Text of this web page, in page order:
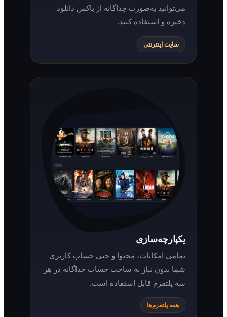
می‌توانید به‌صورت جداگانه از باکس دانلود
ذخیره و استفاده کنید.
سایت اینترنتی
یکپارچه‌سازی
تمامی امکانات، محتوا و حتی حساب کاربری
شما بدون نیاز به ساخت حساب جداگانه در هر
سه پلتفرم قابل استفاده است.
همه پلتفرم‌ها